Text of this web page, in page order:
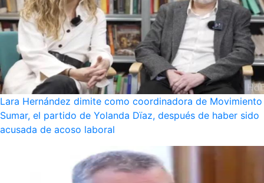
Lara Hernández dimite como coordinadora de Movimiento
Sumar, el partido de Yolanda Dïaz, después de haber sido
acusada de acoso laboral